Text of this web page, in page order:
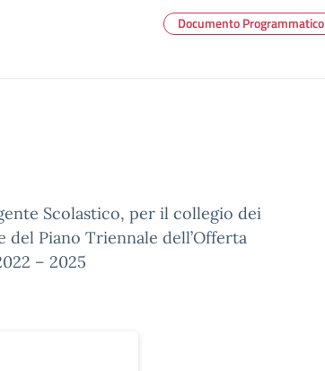
Documento Programmatico
Scolastico, per il collegio dei
del Piano Triennale dell’Offerta
– 2025